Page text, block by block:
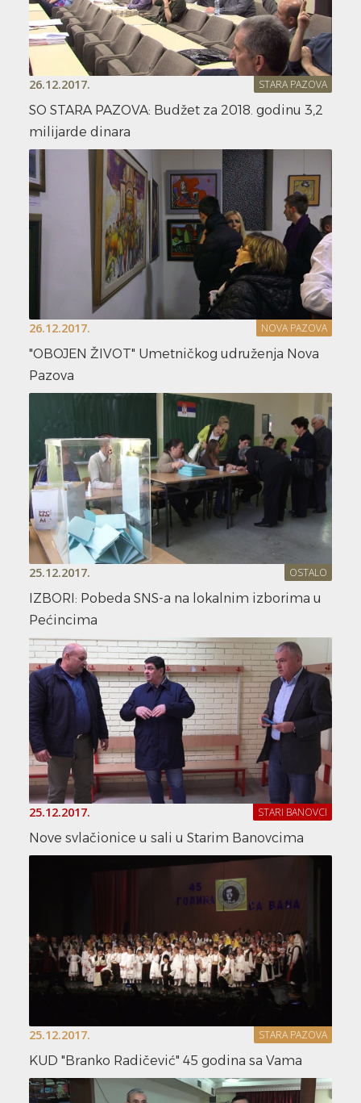
26.12.2017. STARA PAZOVA
SO STARA PAZOVA: Budžet za 2018. godinu 3,2
milijarde dinara
26.12.2017. NOVA PAZOVA
"OBOJEN ŽIVOT" Umetničkog udruženja Nova
Pazova
25.12.2017. OSTALO
IZBORI: Pobeda SNS-a na lokalnim izborima u
Pećincima
25.12.2017. STARI BANOVCI
Nove svlačionice u sali u Starim Banovcima
25.12.2017. STARA PAZOVA
KUD "Branko Radičević" 45 godina sa Vama